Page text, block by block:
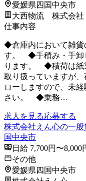
愛媛県四国中央市
大西物流 株式会社
仕事内容
◆倉庫内において雑貨
す。 ◆手積み・手卸
ります。 ◆積荷は紙
取り扱っていますが
ローしますので、未
さい。 ◆乗務…
求人を見る応募する
株式会社えん心の一
国中央市
日給 7,700円〜8,000
その他
愛媛県四国中央市